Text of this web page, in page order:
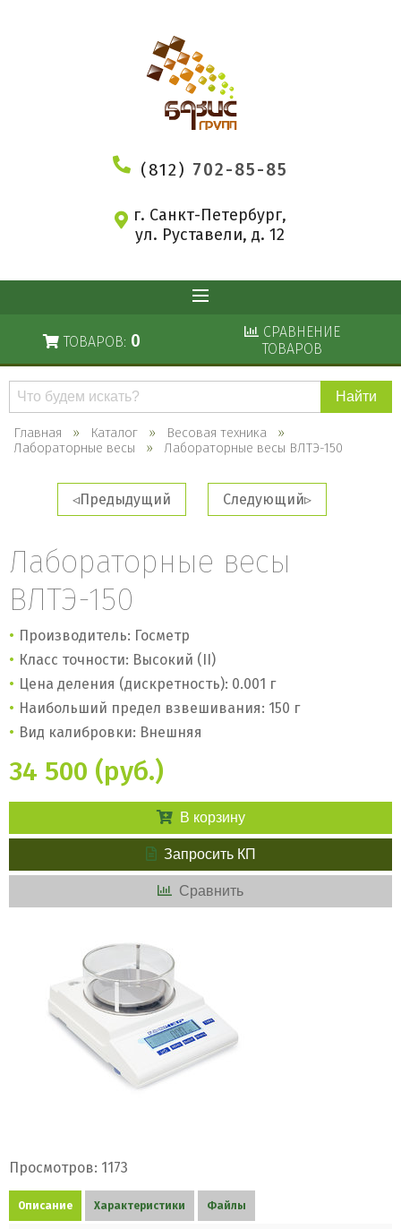
(812) 702-85-85
г. Санкт-Петербург,
ул. Руставели, д. 12
ТОВАРОВ: 0
СРАВНЕНИЕ
ТОВАРОВ
Поиск
каталогу
Главная Каталог
Весовая техника
Лабораторные весы
Лабораторные весы ВЛТЭ-150
Предыдущий Следующий
Лабораторные весы
ВЛТЭ-150
Производитель: Госметр
Класс точности: Высокий (II)
Цена деления (дискретность): 0.001 г
Наибольший предел взвешивания: 150 г
Вид калибровки: Внешняя
34 500 (руб.)
В корзину
Запросить КП
Сравнить
Просмотров: 1173
Описание Характеристики Файлы